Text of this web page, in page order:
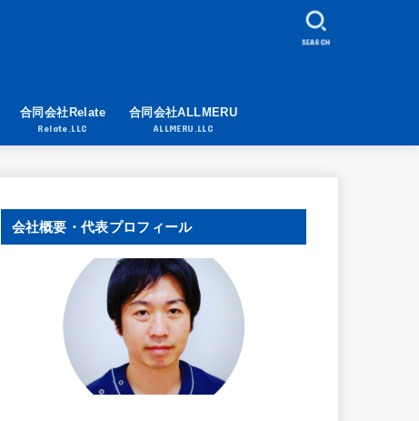
合同会社Relate
Relate.LLC
合同会社ALLMERU
ALLMERU.LLC
SEARCH
会社概要・代表プロフィール